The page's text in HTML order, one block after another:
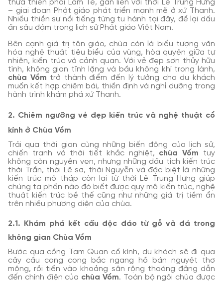
thừa thiền phái Lâm Tế, gắn liền với thời Lê Trung Hưng
– giai đoạn Phật giáo phát triển mạnh mẽ ở xứ Thanh.
Nhiều thiền sư nổi tiếng từng tu hành tại đây, để lại dấu
ấn sâu đậm trong lịch sử Phật giáo Việt Nam.
Bên cạnh giá trị tôn giáo, chùa còn là biểu tượng văn
hóa nghệ thuật tiêu biểu của vùng, hòa quyện giữa tự
nhiên, kiến trúc và cảnh quan. Với vẻ đẹp sơn thủy hữu
tình, không gian tĩnh lặng và bầu không khí trong lành,
chùa Vồm trở thành điểm đến lý tưởng cho du khách
muốn kết hợp chiêm bái, thiền định và nghỉ dưỡng trong
hành trình khám phá xứ Thanh.
2. Chiêm ngưỡng vẻ đẹp kiến trúc và nghệ thuật cổ
kính ở Chùa Vồm
Trải qua thời gian cùng những biến động của lịch sử,
chiến tranh và thời tiết khắc nghiệt, chùa Vồm tuy
không còn nguyên vẹn, nhưng những dấu tích kiến trúc
thời Trần, thời Lê sơ, thời Nguyễn và đặc biệt là những
kiến trúc mộ tháp còn lại từ thời Lê Trung Hưng giúp
chúng ta phần nào đó biết được quy mô kiến trúc, nghệ
thuật kiến trúc bề thế cũng như những giá trị tiềm ẩn
trên nhiều phương diện của chùa.
2.1. Khám phá kết cấu độc đáo từ gỗ và đá trong
không gian Chùa Vồm
Bước qua cổng Tam Quan cổ kính, du khách sẽ đi qua
cây cầu cong cong bắc ngang hồ bán nguyệt thơ
mộng, rồi tiến vào khoảng sân rộng thoáng đãng dẫn
đến chính điện của chùa Vồm. Toàn bộ ngôi chùa được